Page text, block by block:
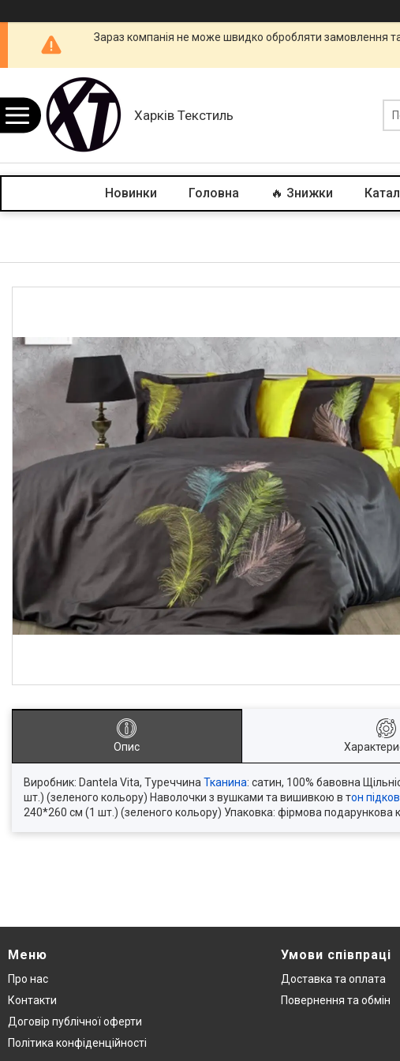
Зараз компанія не може швидко обробляти замовлення
Харків Текстиль
Новинки Головна 🔥 Знижки
Опис
Виробник: Dantela Vita, Туреччина Тканина: сатин, 100% бавовна
шт.) (зеленого кольору) Наволочки з вушками та вишивкою в тон підков
240*260 см (1 шт.) (зеленого кольору) Упаковка: фірмова подарункова
Меню
Про нас
Контакти
Договір публічної оферти
Політика конфіденційності
Умови співпраці
Доставка та оплата
Повернення та обмін